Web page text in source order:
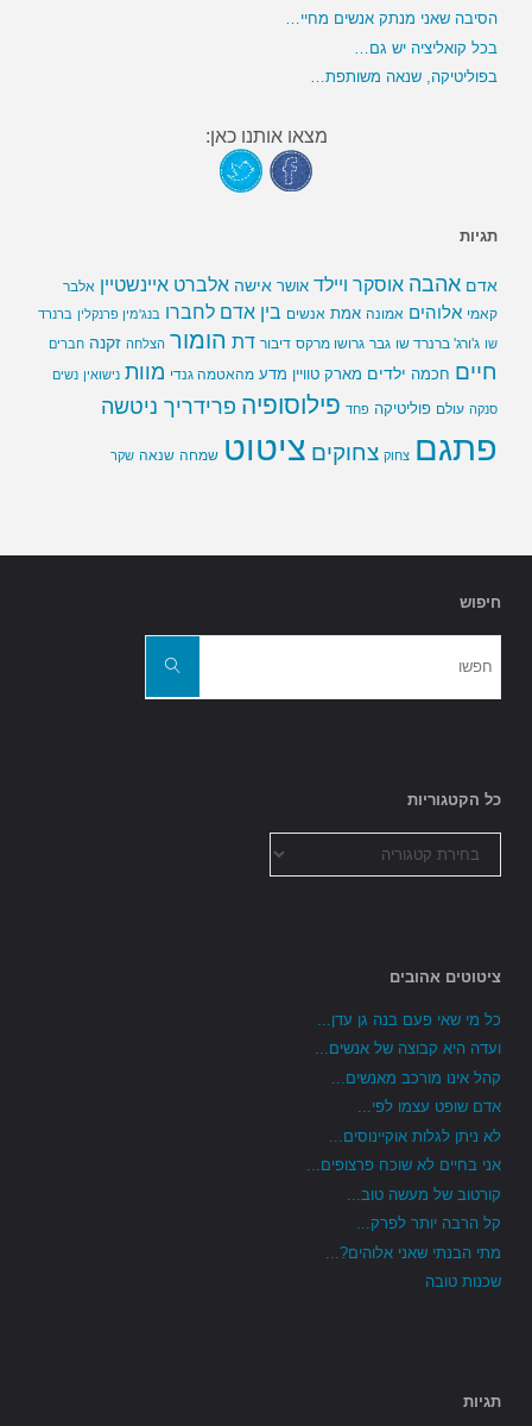
הסיבה שאני מנתק אנשים מחיי…
בכל קואליציה יש גם…
בפוליטיקה, שנאה משותפת…
מצאו אותנו כאן:
תגיות
אדם אהבה אוסקר ויילד אושר אישה אלברט איינשטיין אלבר
קאמי אלוהים אמונה אמת אנשים בין אדם לחברו בנג'מין פרנקלין ברנרד
שו ג'ורג' ברנרד שו גבר גרושו מרקס דיבור דת הומור הצלחה זקנה חברים
חיים חכמה ילדים מארק טוויין מדע מהאטמה גנדי מוות נישואין נשים
סנקה עולם פוליטיקה פחד פילוסופיה פרידריך ניטשה
פתגם צחוק צחוקים ציטוט שמחה שנאה שקר
חיפוש
חפשו
כל הקטגוריות
הקטגוריות
ציטוטים אהובים
כל מי שאי פעם בנה גן עדן...
ועדה היא קבוצה של אנשים...
קהל אינו מורכב מאנשים...
אדם שופט עצמו לפי...
לא ניתן לגלות אוקיינוסים...
אני בחיים לא שוכח פרצופים...
קורטוב של מעשה טוב...
קל הרבה יותר לפרק...
מתי הבנתי שאני אלוהים?...
שכנות טובה
תגיות